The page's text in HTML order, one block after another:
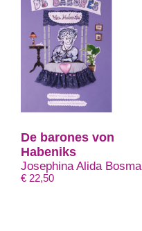
De barones von
Habeniks
Josephina Alida Bosma
€ 22,50